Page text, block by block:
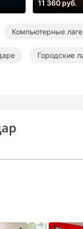
11 360 руб.
Компьютерные
Городские